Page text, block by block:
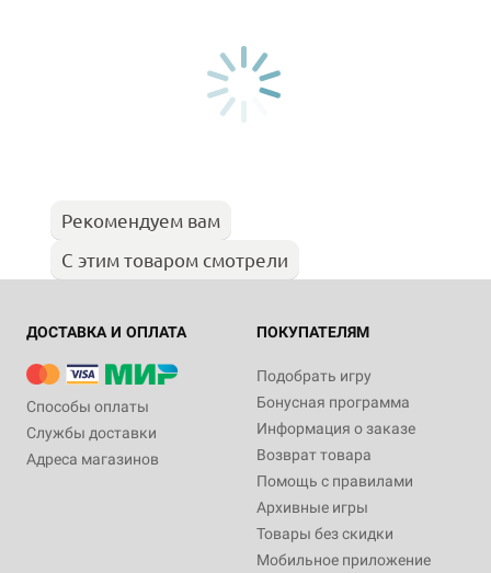
Рекомендуем вам
С этим товаром смотрели
ДОСТАВКА И ОПЛАТА
Способы оплаты
Службы доставки
Адреса магазинов
ПОКУПАТЕЛЯМ
Подобрать игру
Бонусная программа
Информация о заказе
Возврат товара
Помощь с правилами
Архивные игры
Товары без скидки
Мобильное приложение